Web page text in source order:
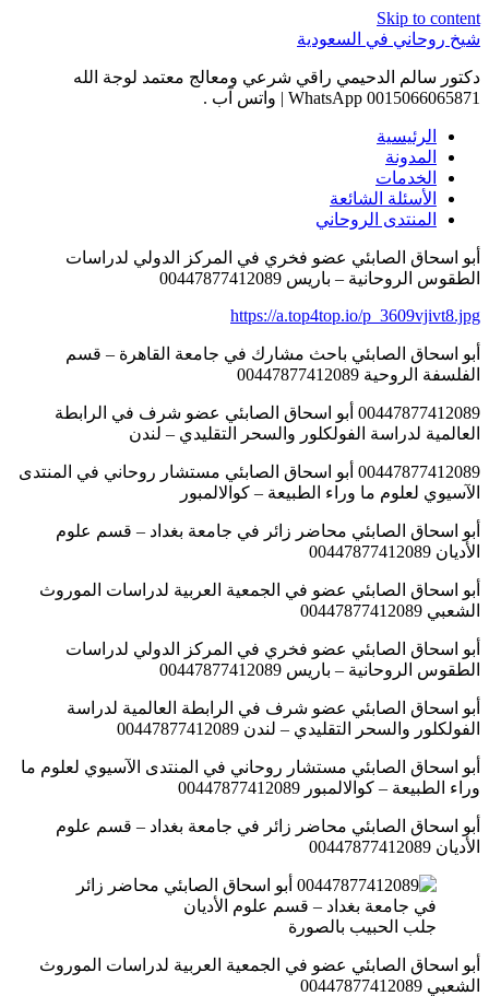
Skip to content
شيخ روحاني في السعودية
دكتور سالم الدحيمي راقي شرعي ومعالج معتمد لوجة الله
0015066065871 WhatsApp | واتس آب .
الرئيسية
المدونة
الخدمات
الأسئلة الشائعة
المنتدى الروحاني
أبو اسحاق الصابئي عضو فخري في المركز الدولي لدراسات
الطقوس الروحانية – باريس 00447877412089
https://a.top4top.io/p_3609vjivt8.jpg
أبو اسحاق الصابئي باحث مشارك في جامعة القاهرة – قسم
الفلسفة الروحية 00447877412089
00447877412089 أبو اسحاق الصابئي عضو شرف في الرابطة
العالمية لدراسة الفولكلور والسحر التقليدي – لندن
00447877412089 أبو اسحاق الصابئي مستشار روحاني في المنتدى
الآسيوي لعلوم ما وراء الطبيعة – كوالالمبور
أبو اسحاق الصابئي محاضر زائر في جامعة بغداد – قسم علوم
الأديان 00447877412089
أبو اسحاق الصابئي عضو في الجمعية العربية لدراسات الموروث
الشعبي 00447877412089
أبو اسحاق الصابئي عضو فخري في المركز الدولي لدراسات
الطقوس الروحانية – باريس 00447877412089
أبو اسحاق الصابئي عضو شرف في الرابطة العالمية لدراسة
الفولكلور والسحر التقليدي – لندن 00447877412089
أبو اسحاق الصابئي مستشار روحاني في المنتدى الآسيوي لعلوم ما
وراء الطبيعة – كوالالمبور 00447877412089
أبو اسحاق الصابئي محاضر زائر في جامعة بغداد – قسم علوم
الأديان 00447877412089
جلب الحبيب بالصورة
أبو اسحاق الصابئي عضو في الجمعية العربية لدراسات الموروث
الشعبي 00447877412089